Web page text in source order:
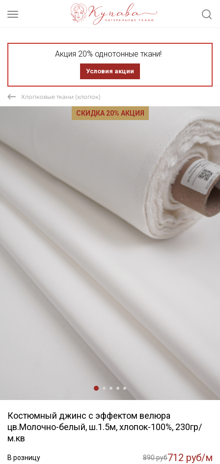
Акция 20% однотонные ткани!
Условия акции
Хлопковые ткани (хлопок)
СКИДКА 20% АКЦИЯ
Костюмный джинс с эффектом велюра
цв.Молочно-белый, ш.1.5м, хлопок-100%, 230гр/
м.кв
В розницу 890 руб712 руб/м